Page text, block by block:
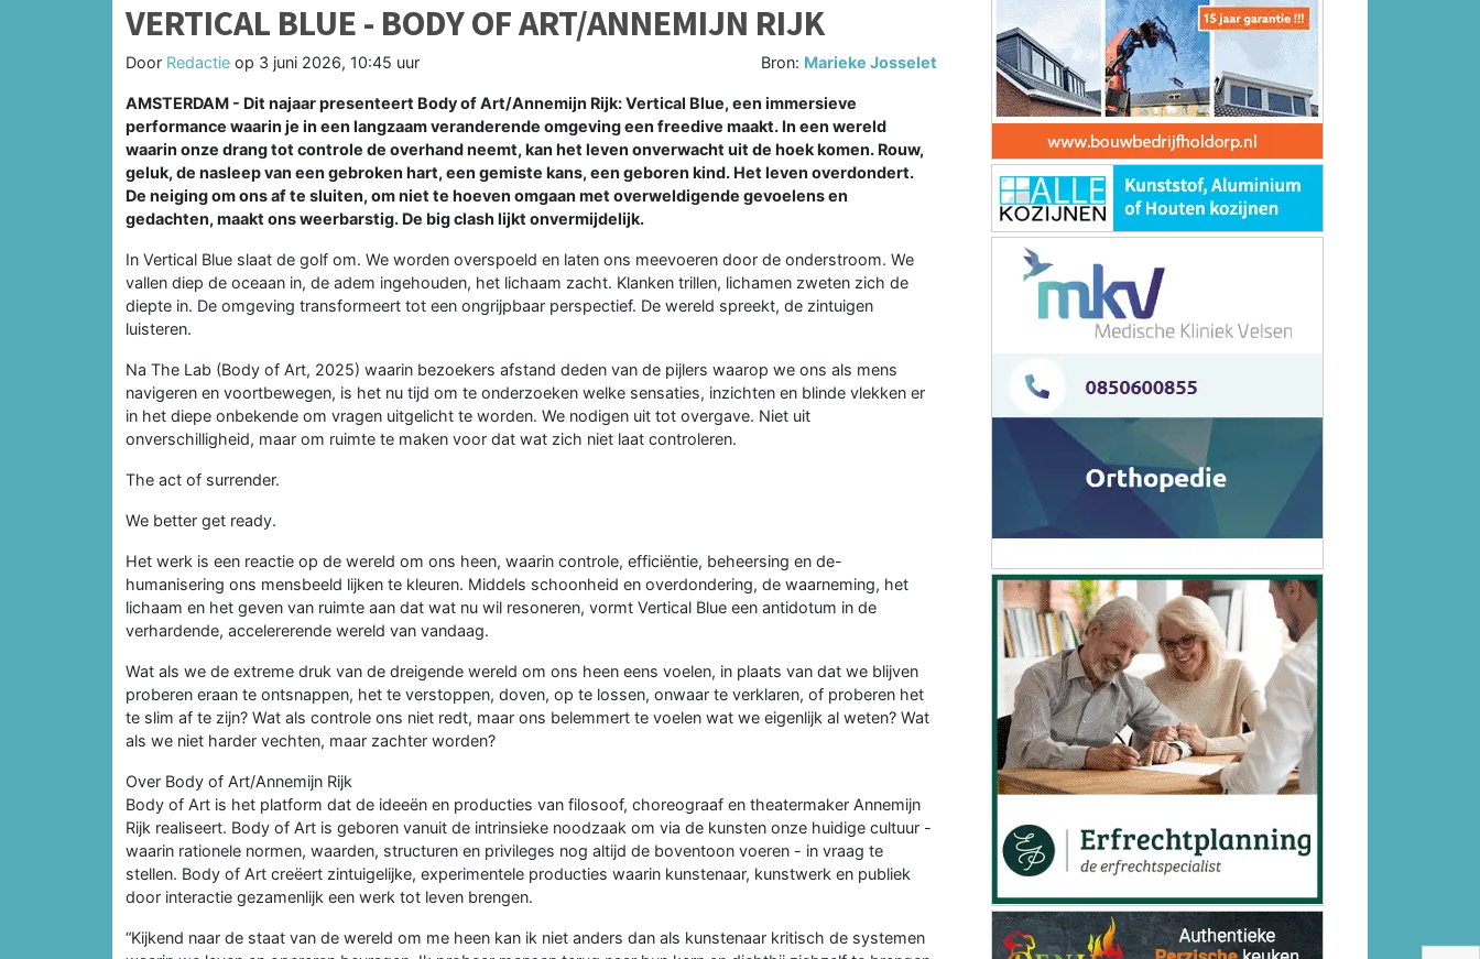
VERTICAL BLUE - BODY OF ART/ANNEMIJN RIJK
Door Redactie op 3 juni 2026, 10:45 uur Bron: Marieke Josselet
AMSTERDAM - Dit najaar presenteert Body of Art/Annemijn Rijk: Vertical Blue, een immersieve
performance waarin je in een langzaam veranderende omgeving een freedive maakt. In een wereld
waarin onze drang tot controle de overhand neemt, kan het leven onverwacht uit de hoek komen. Rouw,
geluk, de nasleep van een gebroken hart, een gemiste kans, een geboren kind. Het leven overdondert.
De neiging om ons af te sluiten, om niet te hoeven omgaan met overweldigende gevoelens en
gedachten, maakt ons weerbarstig. De big clash lijkt onvermijdelijk.
In Vertical Blue slaat de golf om. We worden overspoeld en laten ons meevoeren door de onderstroom. We
vallen diep de oceaan in, de adem ingehouden, het lichaam zacht. Klanken trillen, lichamen zweten zich de
diepte in. De omgeving transformeert tot een ongrijpbaar perspectief. De wereld spreekt, de zintuigen
luisteren.
Na The Lab (Body of Art, 2025) waarin bezoekers afstand deden van de pijlers waarop we ons als mens
navigeren en voortbewegen, is het nu tijd om te onderzoeken welke sensaties, inzichten en blinde vlekken er
in het diepe onbekende om vragen uitgelicht te worden. We nodigen uit tot overgave. Niet uit
onverschilligheid, maar om ruimte te maken voor dat wat zich niet laat controleren.
The act of surrender.
We better get ready.
Het werk is een reactie op de wereld om ons heen, waarin controle, efficiëntie, beheersing en de-
humanisering ons mensbeeld lijken te kleuren. Middels schoonheid en overdondering, de waarneming, het
lichaam en het geven van ruimte aan dat wat nu wil resoneren, vormt Vertical Blue een antidotum in de
verhardende, accelererende wereld van vandaag.
Wat als we de extreme druk van de dreigende wereld om ons heen eens voelen, in plaats van dat we blijven
proberen eraan te ontsnappen, het te verstoppen, doven, op te lossen, onwaar te verklaren, of proberen het
te slim af te zijn? Wat als controle ons niet redt, maar ons belemmert te voelen wat we eigenlijk al weten? Wat
als we niet harder vechten, maar zachter worden?
Over Body of Art/Annemijn Rijk
Body of Art is het platform dat de ideeën en producties van filosoof, choreograaf en theatermaker Annemijn
Rijk realiseert. Body of Art is geboren vanuit de intrinsieke noodzaak om via de kunsten onze huidige cultuur -
waarin rationele normen, waarden, structuren en privileges nog altijd de boventoon voeren - in vraag te
stellen. Body of Art creëert zintuigelijke, experimentele producties waarin kunstenaar, kunstwerk en publiek
door interactie gezamenlijk een werk tot leven brengen.
“Kijkend naar de staat van de wereld om me heen kan ik niet anders dan als kunstenaar kritisch de systemen